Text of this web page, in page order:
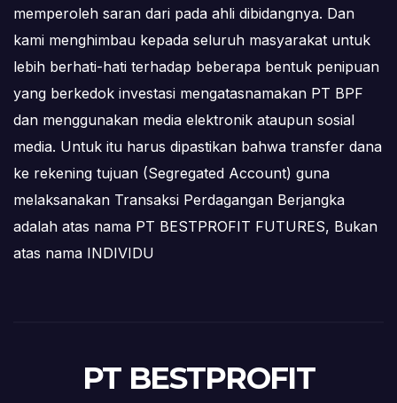
memperoleh saran dari pada ahli dibidangnya. Dan
kami menghimbau kepada seluruh masyarakat untuk
lebih berhati-hati terhadap beberapa bentuk penipuan
yang berkedok investasi mengatasnamakan PT BPF
dan menggunakan media elektronik ataupun sosial
media. Untuk itu harus dipastikan bahwa transfer dana
ke rekening tujuan (Segregated Account) guna
melaksanakan Transaksi Perdagangan Berjangka
adalah atas nama PT BESTPROFIT FUTURES, Bukan
atas nama INDIVIDU
PT BESTPROFIT